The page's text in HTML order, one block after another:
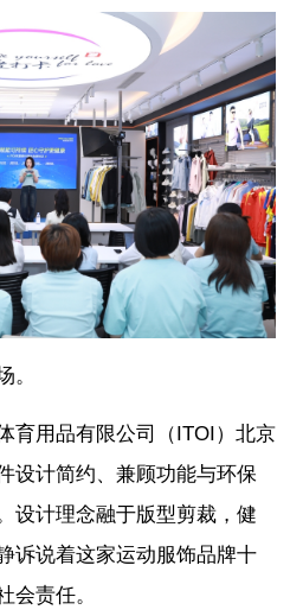
。
育用品有限公司（ITOI）北京
设计简约、兼顾功能与环保
设计理念融于版型剪裁，健
诉说着这家运动服饰品牌十
会责任。